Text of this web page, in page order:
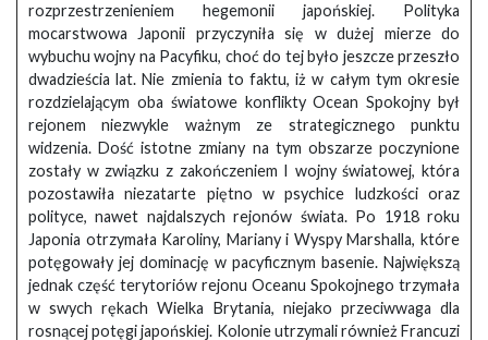
rozprzestrzenieniem hegemonii japońskiej. Polityka
mocarstwowa Japonii przyczyniła się w dużej mierze do
wybuchu wojny na Pacyfiku, choć do tej było jeszcze przeszło
dwadzieścia lat. Nie zmienia to faktu, iż w całym tym okresie
rozdzielającym oba światowe konflikty Ocean Spokojny był
rejonem niezwykle ważnym ze strategicznego punktu
widzenia. Dość istotne zmiany na tym obszarze poczynione
zostały w związku z zakończeniem I wojny światowej, która
pozostawiła niezatarte piętno w psychice ludzkości oraz
polityce, nawet najdalszych rejonów świata. Po 1918 roku
Japonia otrzymała Karoliny, Mariany i Wyspy Marshalla, które
potęgowały jej dominację w pacyficznym basenie. Największą
jednak część terytoriów rejonu Oceanu Spokojnego trzymała
w swych rękach Wielka Brytania, niejako przeciwwaga dla
rosnącej potęgi japońskiej. Kolonie utrzymali również Francuzi